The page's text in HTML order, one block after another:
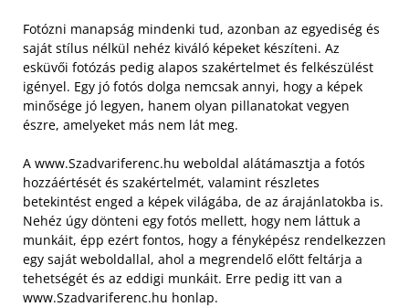
Fotózni manapság mindenki tud, azonban az egyediség és
saját stílus nélkül nehéz kiváló képeket készíteni. Az
esküvői fotózás pedig alapos szakértelmet és felkészülést
igényel. Egy jó fotós dolga nemcsak annyi, hogy a képek
minősége jó legyen, hanem olyan pillanatokat vegyen
észre, amelyeket más nem lát meg.
A www.Szadvariferenc.hu weboldal alátámasztja a fotós
hozzáértését és szakértelmét, valamint részletes
betekintést enged a képek világába, de az árajánlatokba is.
Nehéz úgy dönteni egy fotós mellett, hogy nem láttuk a
munkáit, épp ezért fontos, hogy a fényképész rendelkezzen
egy saját weboldallal, ahol a megrendelő előtt feltárja a
tehetségét és az eddigi munkáit. Erre pedig itt van a
www.Szadvariferenc.hu honlap.